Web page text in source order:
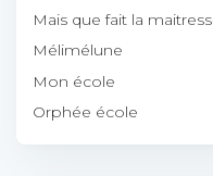
Mais que fait la
Mélimélune
Mon école
Orphée école